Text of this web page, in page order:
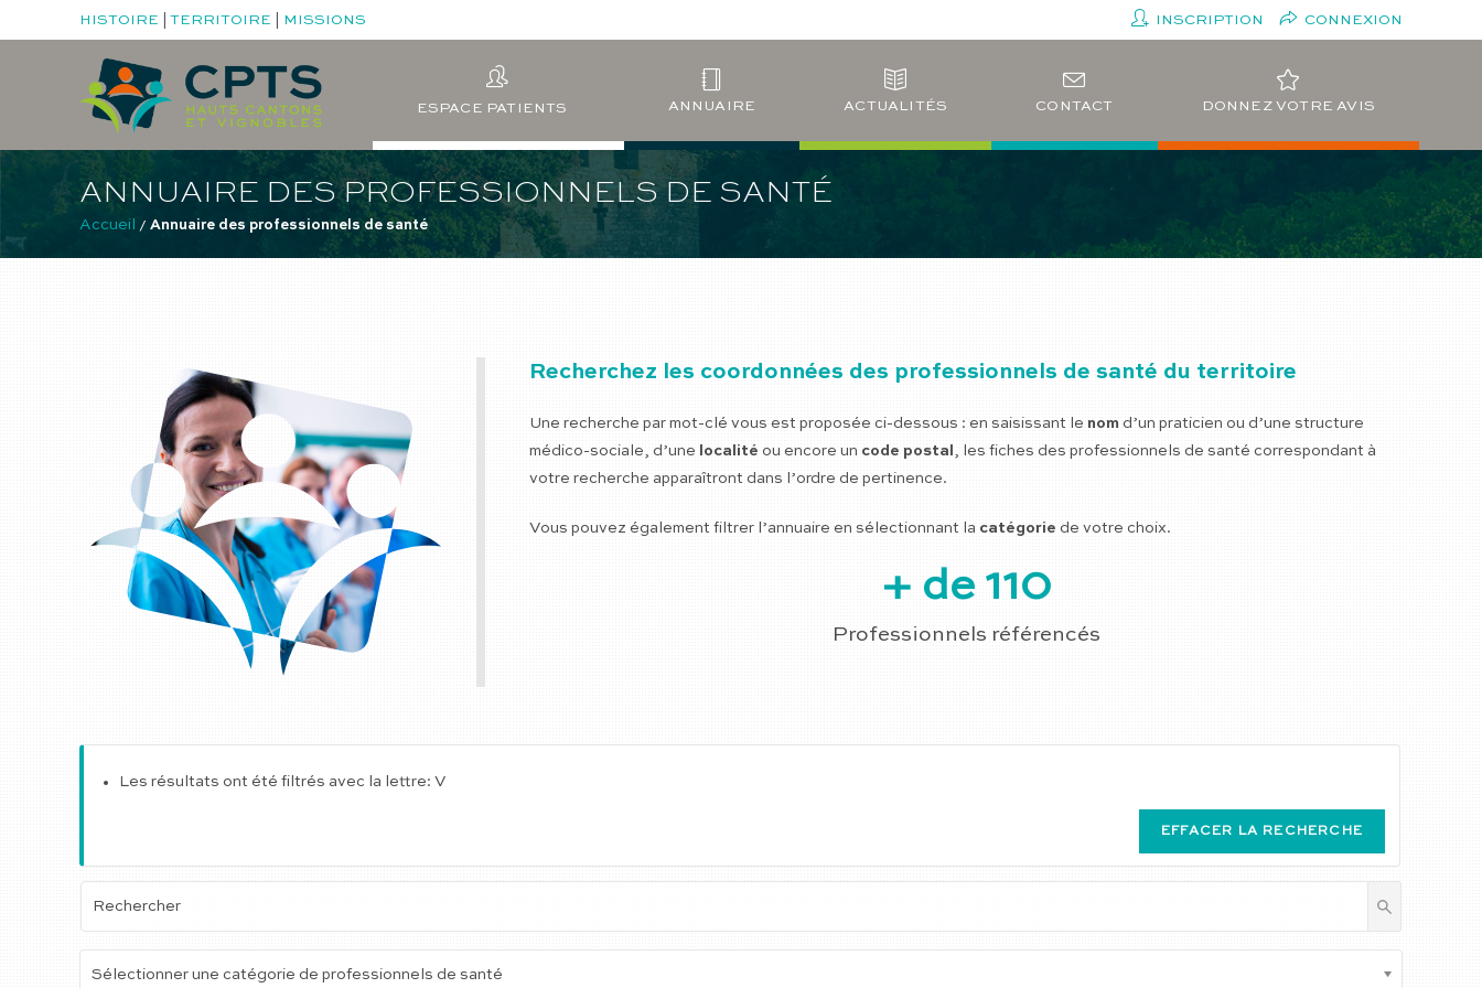
INSCRIPTION CONNEXION
HISTOIRE TERRITOIRE MISSIONS
ESPACE PATIENTS ANNUAIRE ACTUALITÉS CONTACT DONNEZ VOTRE AVIS
ANNUAIRE DES PROFESSIONNELS DE SANTÉ
Accueil / Annuaire des professionnels de santé
Recherchez les coordonnées des professionnels de santé du territoire
Une recherche par mot-clé vous est proposée ci-dessous : en saisissant le nom d’un praticien ou d’une structure
médico-sociale, d’une
localité ou encore un code postal , les fiches des professionnels de santé correspondant à
votre recherche apparaîtront dans l’ordre de pertinence.
Vous pouvez également filtrer l’annuaire en sélectionnant la catégorie de votre choix.
Professionnels référencés
+ de 110
Les résultats ont été filtrés avec la lettre: V
EFFACER LA RECHERCHE
Sélectionner une catégorie de professionnels de santé